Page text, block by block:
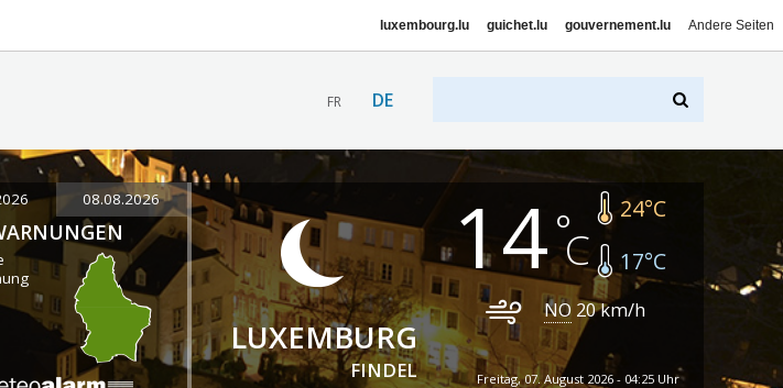
luxembourg.lu guichet.lu gouvernement.lu Andere Seiten
FR DE
08.08.2026
LUXEMBURG
FINDEL
14 24°C
17°C
NO 20km/h
Freitag, 07. August 2026 - 04:25 Uhr